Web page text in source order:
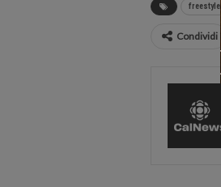
freestyle
Condividi